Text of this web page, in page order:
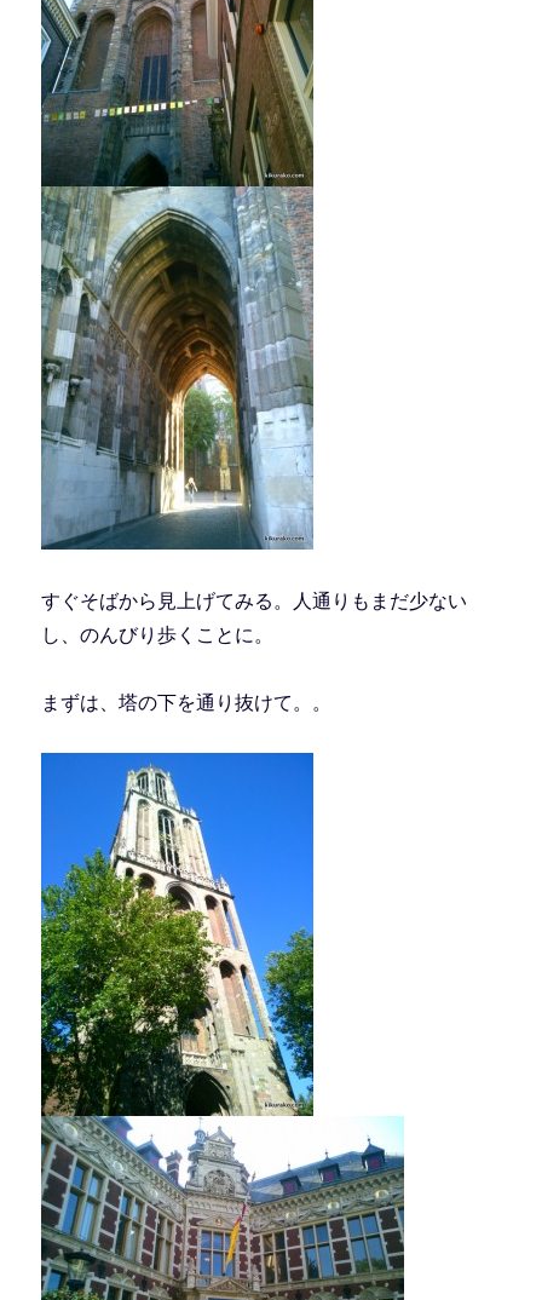
すぐそばから見上げてみる。人通りもまだ少ない
し、のんびり歩くことに。
まずは、塔の下を通り抜けて。。